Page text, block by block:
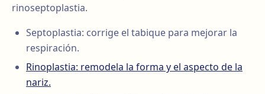
rinoseptoplastia.
Septoplastia: corrige el tabique para mejorar la
respiración.
Rinoplastia: remodela la forma y el aspecto de la
nariz.